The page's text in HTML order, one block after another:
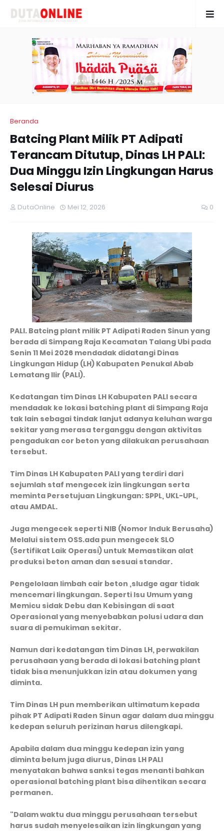
Beranda
Batcing Plant Milik PT Adipati
Terancam Ditutup, Dinas LH PALI:
Dua Minggu Izin Lingkungan Harus
Selesai Diurus
DutaOnline Mei 12, 2026 0
PALI. Batcing plant milik PT Adipati Raden Sinun yang
berada di Simpang Raja Kecamatan Talang Ubi pada
Senin 11 Mei 2026 mendadak didatangi Dinas
Lingkungan Hidup (LH) Kabupaten Penukal Abab
Lematang Ilir (PALI).
Kedatangan tim Dinas LH Kabupaten PALI secara
mendadak ke lokasi batching plant di Simpang Raja
tak lain sebagai tindak lanjut adanya keluhan warga
sekitar yang merasa terganggu dengan aktivitas
pengadukan cor beton yang dilakukan perusahaan
tersebut.
Tim Dinas LH Kabupaten PALI yang terdiri dari
sejumlah staf mengecek izin lingkungan serta
meminta Persetujuan Lingkungan: SPPL, UKL-UPL,
atau AMDAL.
Juga mengecek seperti NIB (Nomor Induk Berusaha)
Melalui sistem OSS.ada pun mengecek SLO
(Sertifikat Laik Operasi) untuk Memastikan alat
produksi beton aman dan sesuai standar.
Pengelolaan limbah cair beton ,sludge agar tidak
mencemari lingkungan. Seperti Isu Umum yang
Memicu sidak Debu dan Kebisingan di saat
Operasional yang menyebabkan polusi udara dan
suara di pemukiman sekitar.
Namun dari kedatangan tim Dinas LH, perwakilan
perusahaan yang berada di lokasi batching plant
tidak bisa menunjukkan izin atau dokumen yang
diminta.
Tim Dinas LH pun memberikan ultimatum kepada
pihak PT Adipati Raden Sinun agar dalam dua minggu
kedepan seluruh perizinan harus dilengkapi.
Apabila dalam dua minggu kedepan izin yang
diminta belum juga diurus, Dinas LH PALI
menyatakan bahwa sanksi tegas menanti bahkan
operasional batching plant bisa dihentikan secara
permanen.
"Dalam waktu dua minggu perusahaan tersebut
harus sudah menyelesaikan izin lingkungan yang